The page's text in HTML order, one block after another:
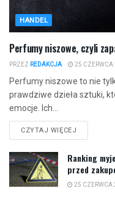
HANDEL
Perfumy niszowe, czyli
PRZEZ REDAKCJA 25 CZERWCA
Perfumy niszowe to nie
prawdziwe dzieła sztuki,
emocje. Ich...
CZYTAJ WIĘCEJ
Ranking
przed
25 CZERWCA